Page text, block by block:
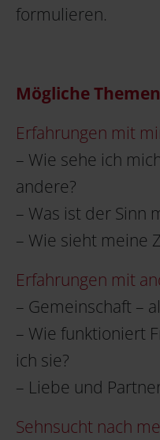
formulieren.
Mögliche
Erfahrungen mit
– Wie sehe ich
andere?
– Was ist der Sinn
– Wie sieht meine
Erfahrungen mit
– Gemeinschaft –
– Wie funktioniert
ich sie?
– Liebe und
Sehnsucht nach